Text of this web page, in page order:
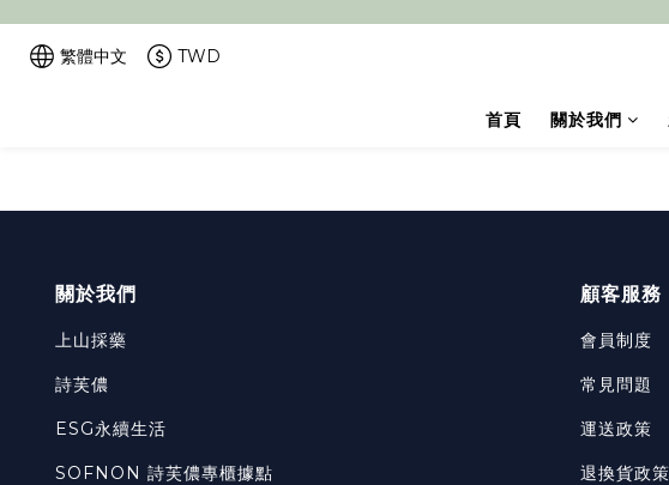
繁體中文 TWD
首頁 關於我們
關於我們
上山採藥
詩芙儂
ESG永續生活
SOFNON 詩芙儂專櫃據點
顧客服務
會員制度
常見問題
運送政策
退換貨政策